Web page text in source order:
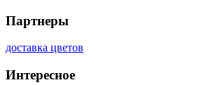
Партнеры
доставка цветов
Интересное